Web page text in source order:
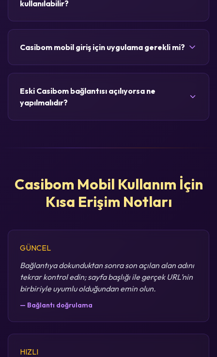
kullanılabilir?
Casibom mobil giriş için uygulama gerekli mi?
Eski Casibom bağlantısı açılıyorsa ne
yapılmalıdır?
Casibom Mobil Kullanım İçin
Kısa Erişim Notları
GÜNCEL
Bağlantıya dokunduktan sonra son açılan alan adını
tekrar kontrol edin; sayfa başlığı ile gerçek URL’nin
birbiriyle uyumlu olduğundan emin olun.
— Bağlantı doğrulama
HIZLI